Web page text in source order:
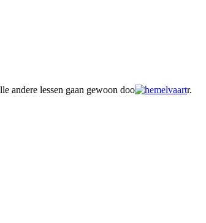
andere lessen gaan gewoon doo
r.